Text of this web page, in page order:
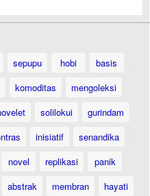
sepupu hobi
basis
komoditas
mengoleksi
solilokui
gurindam
inisiatif
senandika
novel replikasi
panik
abstrak membran
hayati